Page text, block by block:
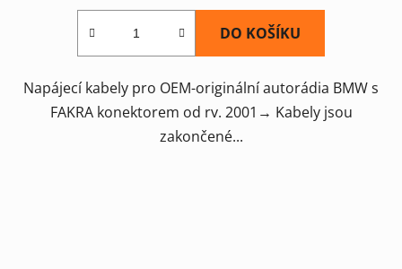
DO KOŠÍKU
Napájecí kabely pro OEM-originální autorádia BMW s
FAKRA konektorem od rv. 2001→ Kabely jsou
zakončené...